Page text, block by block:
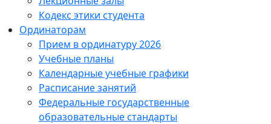
Кодекс этики студента
Ординаторам
Прием в ординатуру 2026
Учебные планы
Календарные учебные графики
Расписание занятий
Федеральные государственные
образовательные стандарты